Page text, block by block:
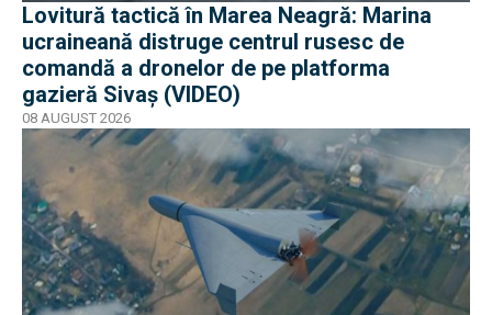
Lovitură tactică în Marea Neagră: Marina
ucraineană distruge centrul rusesc de
comandă a dronelor de pe platforma
gazieră Sivaș (VIDEO)
08 AUGUST 2026